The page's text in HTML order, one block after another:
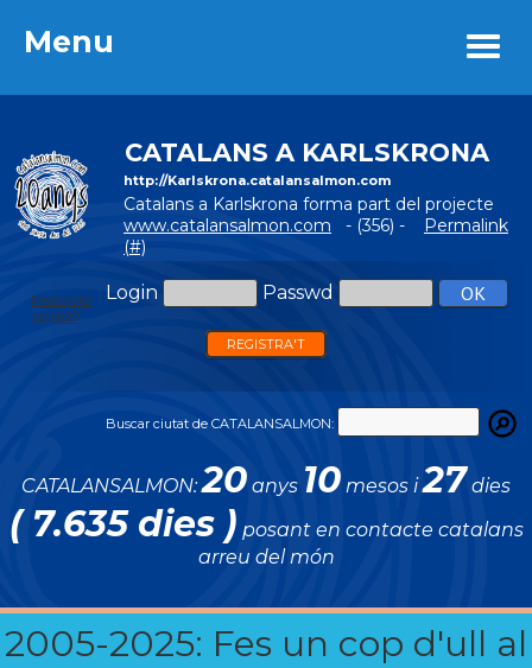
Menu
CATALANS A KARLSKRONA
http://Karlskrona.catalansalmon.com
Catalans a Karlskrona forma part del projecte
www.catalansalmon.com - (356) - Permalink
(#)
Login Passwd
Password
perdut?
REGISTRA'T
Buscar ciutat de CATALANSALMON:
CATALANSALMON:20 anys 10 mesos i27 dies
( 7.635 dies ) posant en contacte catalans
arreu del món
2005-2025: Fes un cop d'ull al
Menu